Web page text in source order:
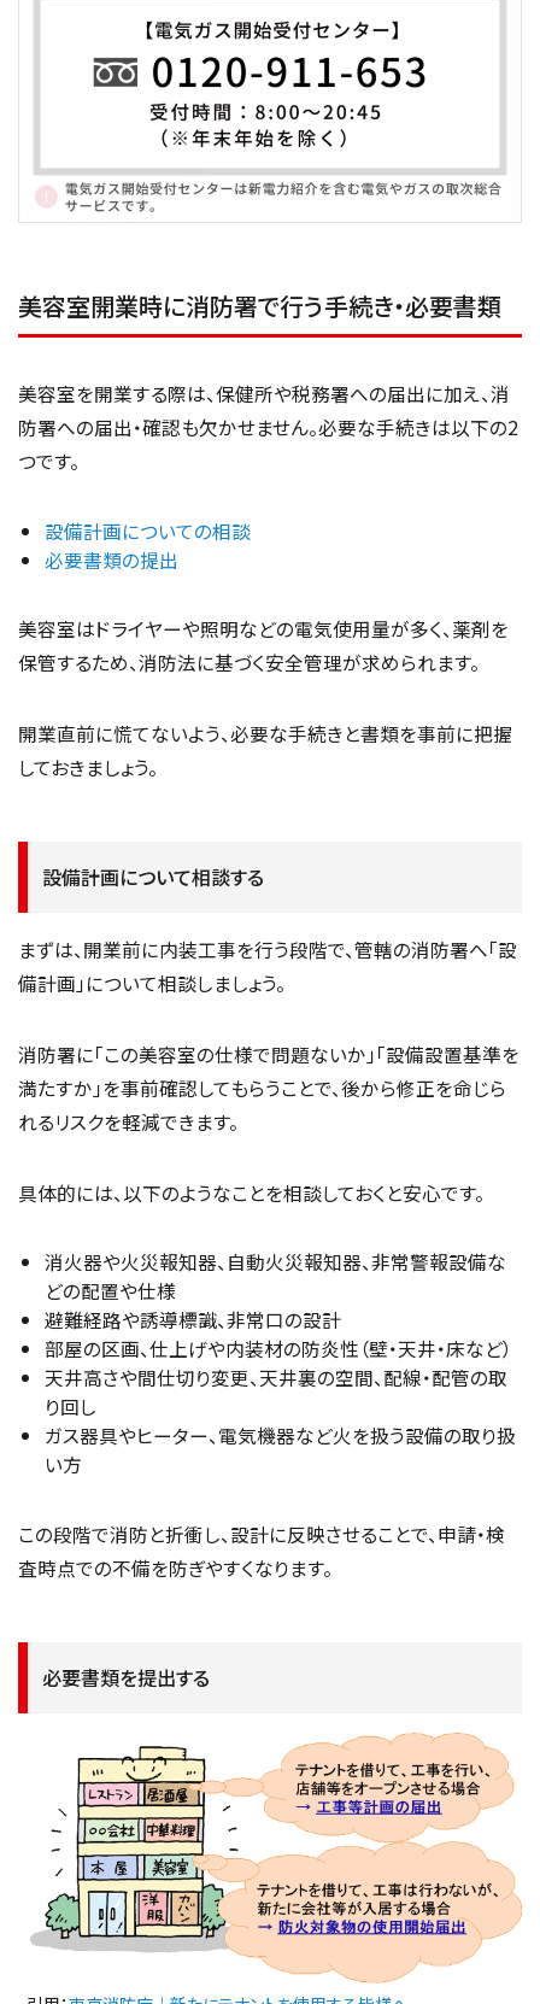
美容室開業時に消防署で行う手続き・必要書類
美容室を開業する際は、保健所や税務署への届出に加え、消
防署への届出・確認も欠かせません。必要な手続きは以下の2
つです。
設備計画についての相談
必要書類の提出
美容室はドライヤーや照明などの電気使用量が多く、薬剤を
保管するため、消防法に基づく安全管理が求められます。
開業直前に慌てないよう、必要な手続きと書類を事前に把握
しておきましょう。
設備計画について相談する
まずは、開業前に内装工事を行う段階で、管轄の消防署へ「設
備計画」について相談しましょう。
消防署に「この美容室の仕様で問題ないか」「設備設置基準を
満たすか」を事前確認してもらうことで、後から修正を命じら
れるリスクを軽減できます。
具体的には、以下のようなことを相談しておくと安心です。
消火器や火災報知器、自動火災報知器、非常警報設備な
どの配置や仕様
避難経路や誘導標識、非常口の設計
部屋の区画、仕上げや内装材の防炎性（壁・天井・床など）
天井高さや間仕切り変更、天井裏の空間、配線・配管の取
り回し
ガス器具やヒーター、電気機器など火を扱う設備の取り扱
い方
この段階で消防と折衝し、設計に反映させることで、申請・検
査時点での不備を防ぎやすくなります。
必要書類を提出する